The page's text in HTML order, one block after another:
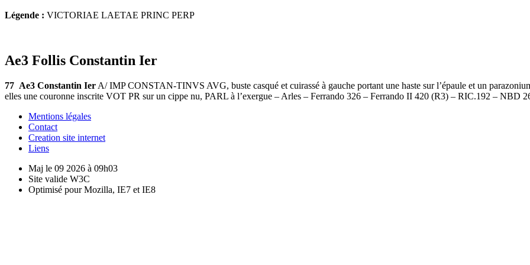
Légende : VICTORIAE LAETAE PRINC PERP
Ae3 Follis Constantin Ier
77 Ae3 Constantin Ier A/ IMP CONSTAN-TINVS AVG, buste casqué et cuirassé à gauche portant une haste sur l’épaule et un
elles une couronne inscrite VOT PR sur un cippe nu, PARL à l’exergue – Arles – Ferrando 326 – Ferrando II 420 (R3) – RIC.192 – NBD
Mentions légales
Contact
Creation site internet
Liens
Maj le 09 2026 à 09h03
Site valide W3C
Optimisé pour Mozilla, IE7 et IE8